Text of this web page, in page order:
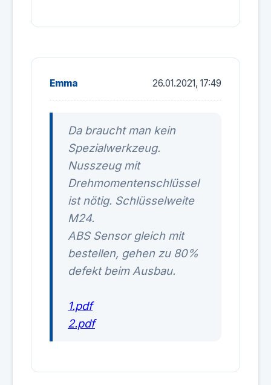
Emma 26.01.2021, 17:49
Da braucht man kein
Spezialwerkzeug.
Nusszeug mit
Drehmomentenschlüssel
ist nötig. Schlüsselweite
M24.
ABS Sensor gleich mit
bestellen, gehen zu 80%
defekt beim Ausbau.
1.pdf
2.pdf